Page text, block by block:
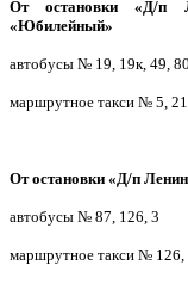
От остановки «Д/п
«Юбилейный»
автобусы № 19, 19к, 49,
маршрутное такси № 5,
От остановки «Д/п
автобусы № 87, 126, 3
маршрутное такси № 126,